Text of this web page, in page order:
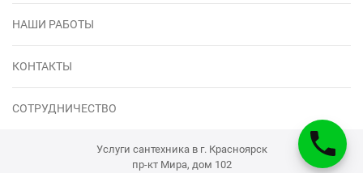
НАШИ РАБОТЫ
КОНТАКТЫ
СОТРУДНИЧЕСТВО
Услуги сантехника в г. Красноярск
пр-кт Мира, дом 102